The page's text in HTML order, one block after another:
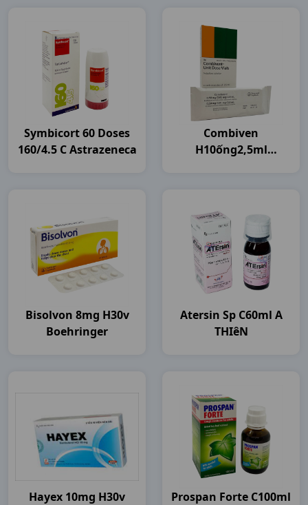
Symbicort 60 Doses
160/4.5 C Astrazeneca
Combiven
H10ống2,5ml
Bisolvon 8mg H30v
Boehringer
Atersin Sp C60ml A
THIêN
Hayex 10mg H30v
Prospan Forte C100ml